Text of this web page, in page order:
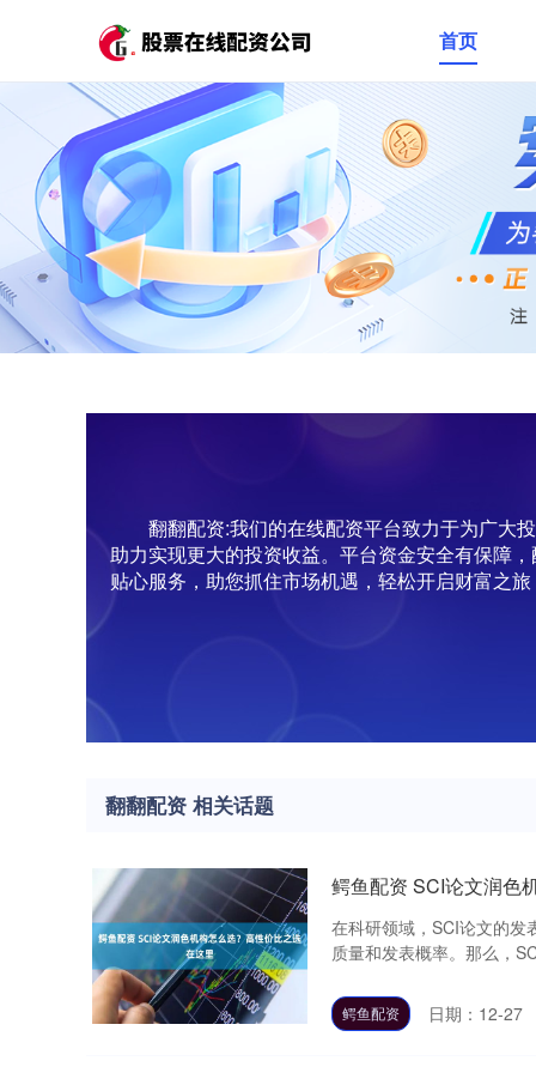
首页
翻翻配资:我们的在线配资平台致力于为广大
助力实现更大的投资收益。平台资金安全有保障
贴心服务，助您抓住市场机遇，轻松开启财富之
翻翻配资 相关话题
鳄鱼配资 SCI论文润色
在科研领域，SCI论文的发
质量和发表概率。那么，
鳄鱼配资 日期：12-27